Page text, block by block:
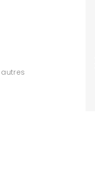
autres